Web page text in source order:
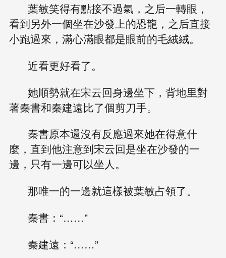
葉敏笑得有點接不過氣，之后一轉眼，
看到另外一個坐在沙發上的恐龍，之后直接
小跑過來，滿心滿眼都是眼前的毛絨絨。
近看更好看了。
她順勢就在宋云回身邊坐下，背地里對
著秦書和秦建遠比了個剪刀手。
秦書原本還沒有反應過來她在得意什
麼，直到他注意到宋云回是坐在沙發的一
邊，只有一邊可以坐人。
那唯一的一邊就這樣被葉敏占領了。
秦書：“……”
秦建遠：“……”